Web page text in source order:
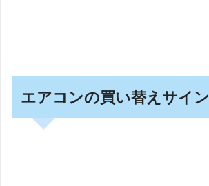
エアコンの買い替えサイン